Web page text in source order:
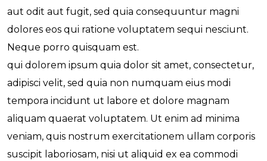
aut odit aut fugit, sed quia consequuntur magni
dolores eos qui ratione voluptatem sequi nesciunt.
Neque porro quisquam est.
qui dolorem ipsum quia dolor sit amet, consectetur,
adipisci velit, sed quia non numquam eius modi
tempora incidunt ut labore et dolore magnam
aliquam quaerat voluptatem. Ut enim ad minima
veniam, quis nostrum exercitationem ullam corporis
suscipit laboriosam, nisi ut aliquid ex ea commodi